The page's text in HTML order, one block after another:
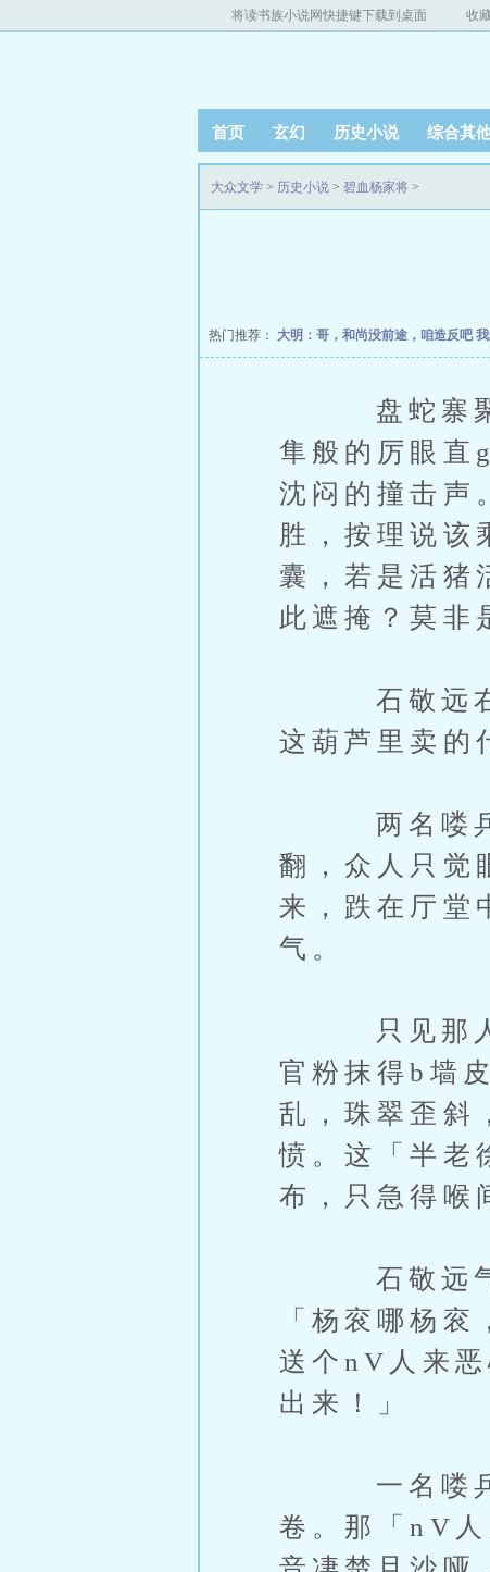
将读书族小说网快捷键下载到桌面 收
首页 玄幻 历史小说 综合其
大众文学 > 历史小说 > 碧血杨家将 >
热门推荐： 大明：哥，和尚没前途，咱造反吧
盘蛇寨聚义
隼般的厉眼直
沈闷的撞击声
胜，按理说该
囊，若是活猪
此遮掩？莫非
石敬远右手
这葫芦里卖的
两名喽兵上
翻，众人只觉
来，跌在厅堂
气。
只见那人浑
官粉抹得b墙
乱，珠翠歪斜
愤。这「半老
布，只急得喉
石敬远气得
「杨衮哪杨
送个nV人来
出来！」
一名喽兵诚
卷。那「nV